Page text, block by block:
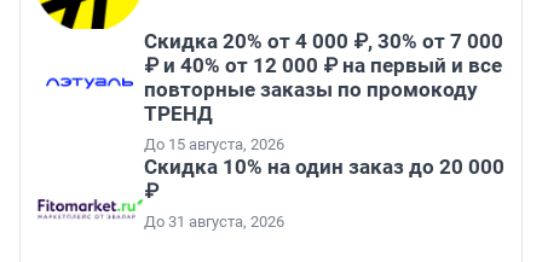
Скидка 20% от 4 000 ₽, 30% от 7 000
₽ и 40% от 12 000 ₽ на первый и все
повторные заказы по промокоду
ТРЕНД
До 15 августа, 2026
Скидка 10% на один заказ до 20 000
₽
До 31 августа, 2026